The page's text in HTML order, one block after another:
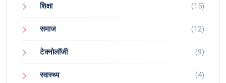
शिक्षा (15)
समाज (12)
टेक्नोलॉजी (9)
स्वास्थ्य (4)